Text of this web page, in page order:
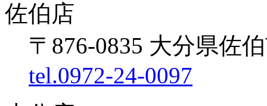
佐伯店
〒876-0835 大分県佐
tel.0972-24-0097